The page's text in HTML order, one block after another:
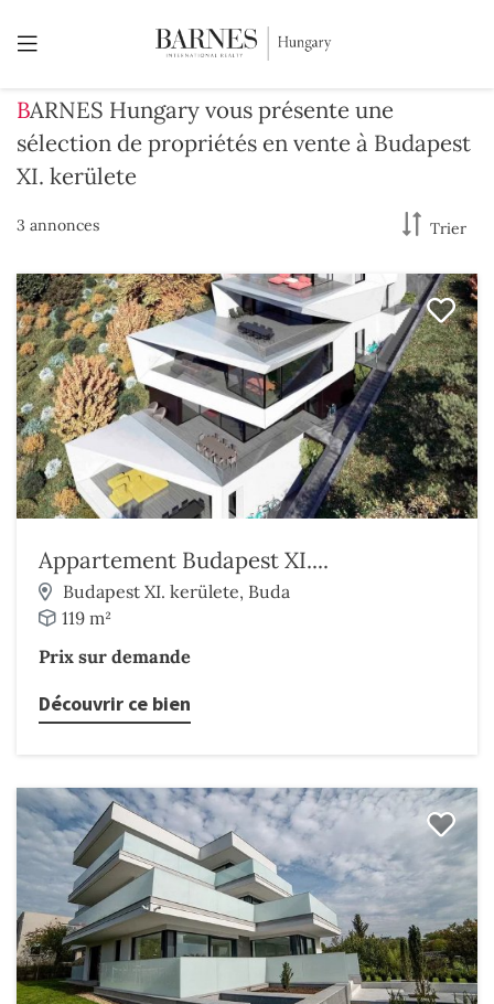
BARNES Hungary vous présente une
sélection de propriétés en vente à Budapest
XI. kerülete
3 annonces Trier
Appartement Budapest XI....
Budapest XI. kerülete, Buda
119 m²
Prix sur demande
Découvrir ce bien